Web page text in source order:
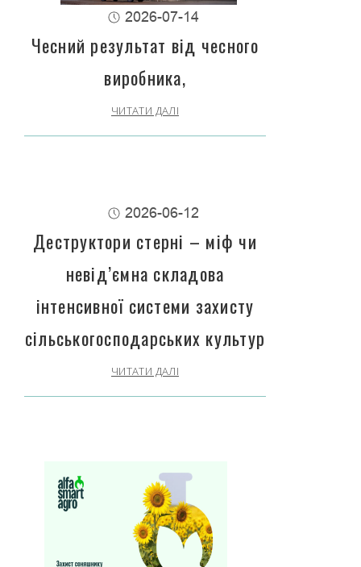
2026-07-14
Чесний результат від чесного
виробника,
ЧИТАТИ ДАЛІ
2026-06-12
Деструктори стерні – міф чи
невід’ємна складова
інтенсивної системи захисту
сільськогосподарських культур
ЧИТАТИ ДАЛІ